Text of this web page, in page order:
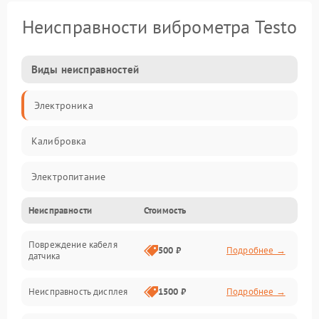
Неисправности виброметра Testo
Виды неисправностей
Электроника
Калибровка
Электропитание
Датчики
Измерения
Электроника/Механические
Неисправности Стоимость
Повреждение кабеля
датчика
500 ₽ Подробнее →
Неисправность дисплея 1500 ₽ Подробнее →